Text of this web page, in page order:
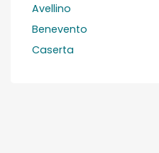
Avellino
Benevento
Caserta